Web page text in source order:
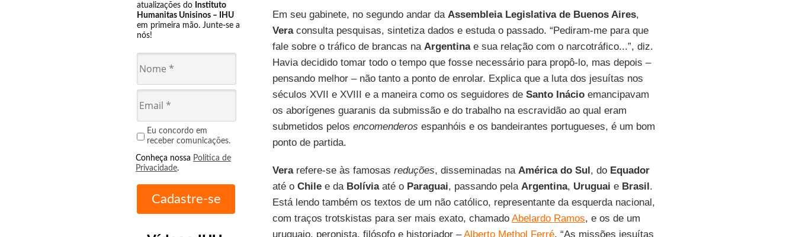
atualizações do Instituto
Humanitas Unisinos – IHU
em primeira mão. Junte-se a
nós!
Eu concordo em
receber comunicações.
Conheça nossa Política de
Privacidade.
Em seu gabinete, no segundo andar da Assembleia Legislativa de Buenos Aires,
Veraconsulta pesquisas, sintetiza dados e estuda o passado. “Pediram-me para que
fale sobre o tráfico de brancas na Argentinae sua relação com o narcotráfico...”, diz.
Havia decidido tomar todo o tempo que fosse necessário para propô-lo, mas depois –
pensando melhor – não tanto a ponto de enrolar. Explica que a luta dos jesuítas nos
séculos XVII e XVIII e a maneira como os seguidores de Santo Inácioemancipavam
os aborígenes guaranis da submissão e do trabalho na escravidão ao qual eram
submetidos pelos encomenderos espanhóis e os bandeirantes portugueses, é um bom
ponto de partida.
Verarefere-se às famosas reduções, disseminadas na América do Sul, do Equador
até o Chilee da Bolíviaaté o Paraguai, passando pela Argentina, Uruguai e Brasil.
Está lendo também os textos de um não católico, representante da esquerda nacional,
com traços trotskistas para ser mais exato, chamado Abelardo Ramos, e os de um
uruguaio, peronista, filósofo e historiador –Alberto Methol Ferré. “As missões jesuítas